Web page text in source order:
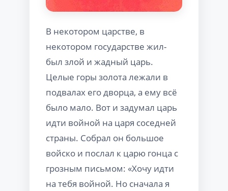
В некотором царстве, в
некотором государстве жил-
был злой и жадный царь.
Целые горы золота лежали в
подвалах его дворца, а ему всё
было мало. Вот и задумал царь
идти войной на царя соседней
страны. Собрал он большое
войско и послал к царю гонца с
грозным письмом: «Хочу идти
на тебя войной. Но сначала я